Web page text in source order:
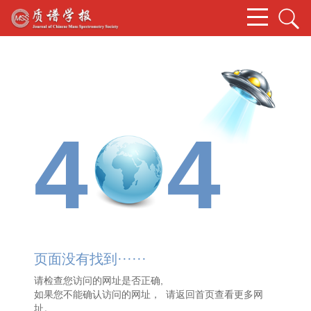
4 4
页面没有找到······
请检查您访问的网址是否正确,
如果您不能确认访问的网址， 请返回首页查看更多网
址。